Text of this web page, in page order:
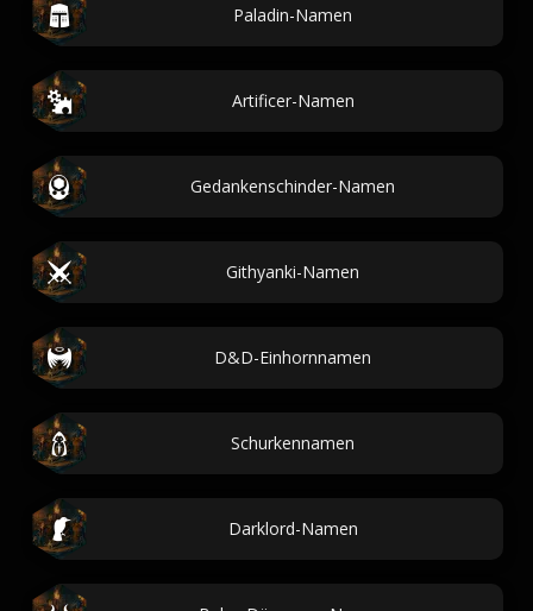
Paladin-Namen
Artificer-Namen
Gedankenschinder-Namen
Githyanki-Namen
D&D-Einhornnamen
Schurkennamen
Darklord-Namen